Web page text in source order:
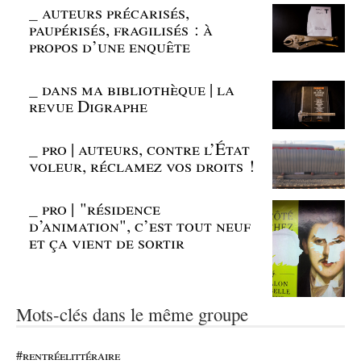
_auteurs précarisés,
paupérisés, fragilisés : à
propos d’une enquête
_dans ma bibliothèque | la
revue Digraphe
_pro | auteurs, contre l’État
voleur, réclamez vos droits !
_pro | "résidence
d’animation", c’est tout neuf
et ça vient de sortir
Mots-clés dans le même groupe
#rentréelittéraire